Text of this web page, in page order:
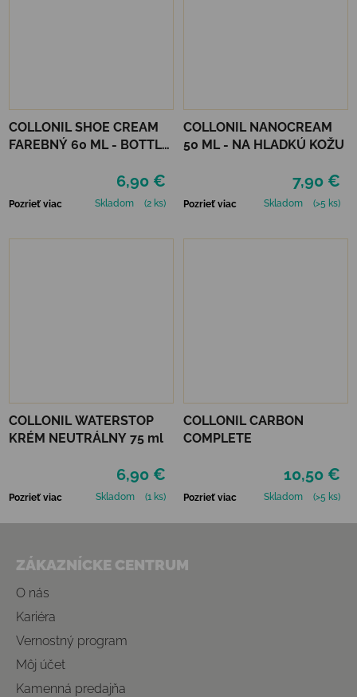
COLLONIL SHOE CREAM
FAREBNÝ 60 ML - BOTTLE
6,90 €
Pozrieť viac Skladom (2 ks)
COLLONIL NANOCREAM
50 ML - NA HLADKÚ KOŽU
7,90 €
Pozrieť viac Skladom (>5 ks)
COLLONIL WATERSTOP
KRÉM NEUTRÁLNY 75 ml
6,90 €
Pozrieť viac Skladom (1 ks)
COLLONIL CARBON
COMPLETE
10,50 €
Pozrieť viac Skladom (>5 ks)
ZÁKAZNÍCKE CENTRUM
O nás
Kariéra
Vernostný program
Môj účet
Kamenná predajňa